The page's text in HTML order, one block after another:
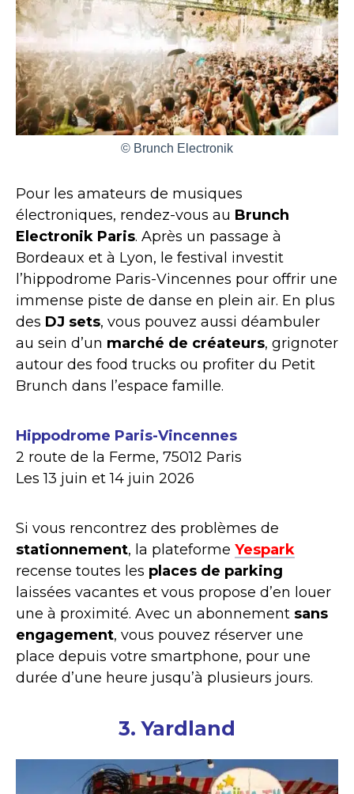
© Brunch Electronik
Pour les amateurs de musiques
électroniques, rendez-vous au Brunch
Electronik Paris. Après un passage à
Bordeaux et à Lyon, le festival investit
l’hippodrome Paris-Vincennes pour offrir une
immense piste de danse en plein air. En plus
des DJ sets, vous pouvez aussi déambuler
au sein d’un marché de créateurs, grignoter
autour des food trucks ou profiter du Petit
Brunch dans l’espace famille.
Hippodrome Paris-Vincennes
2 route de la Ferme, 75012 Paris
Les 13 juin et 14 juin 2026
Si vous rencontrez des problèmes de
stationnement, la plateforme Yespark
recense toutes les places de parking
laissées vacantes et vous propose d’en louer
une à proximité. Avec un abonnement sans
engagement, vous pouvez réserver une
place depuis votre smartphone, pour une
durée d’une heure jusqu’à plusieurs jours.
3. Yardland